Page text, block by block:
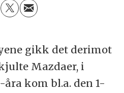
gikk det derimot
Mazdaer, i
kom bl.a. den 1-